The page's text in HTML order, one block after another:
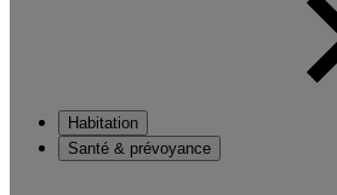
Habitation
Santé & prévoyance